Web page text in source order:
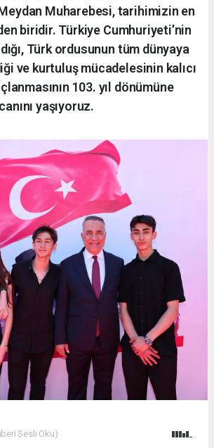
Muharebesi, tarihimizin en
biridir. Türkiye Cumhuriyeti’nin
Türk ordusunun tüm dünyaya
ve kurtuluş mücadelesinin kalıcı
103. yıl dönümüne
yaşıyoruz.
Sesli Oku)